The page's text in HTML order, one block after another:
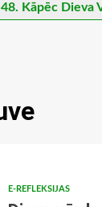
48. Kāpēc Dieva
E-REFLEKSIJAS